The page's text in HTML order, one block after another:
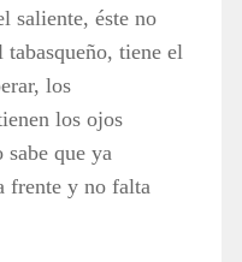
saliente, éste no
tiene el
los
los ojos
que ya
frente y no falta